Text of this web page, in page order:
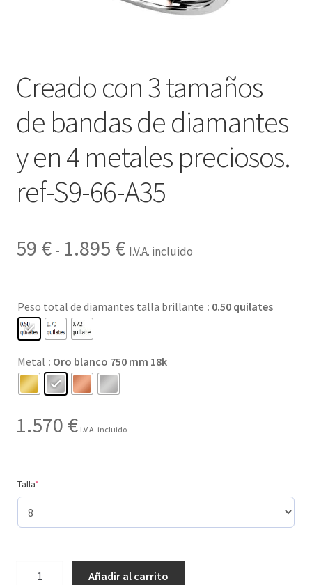
Creado con 3 tamaños
de bandas de diamantes
y en 4 metales preciosos.
ref-S9-66-A35
59 € - 1.895 €Rango
hasta
I.V.A. incluido
Peso total de diamantes talla brillante : 0.50 quilates
Metal : Oro blanco 750 mm 18k
1.570 € I.V.A. incluido
Talla*(required)
Añadir al carrito